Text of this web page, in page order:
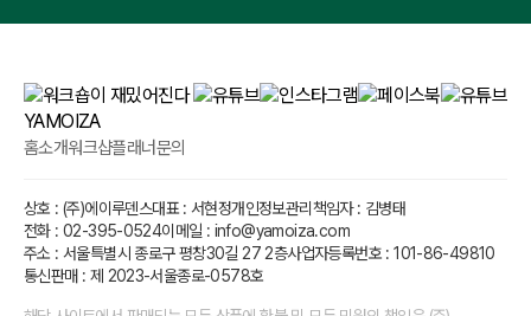
홈소개워크샵플래너문의
상호 : (주)에이루덴스대표 : 서현정개인정보관리책임자 : 김병태
전화 : 02-395-0524이메일 : info@yamoiza.com
주소 : 서울특별시 종로구 평창30길 27 2층사업자등록번호 : 101-86-49810
통신판매 : 제 2023-서울종로-0578호